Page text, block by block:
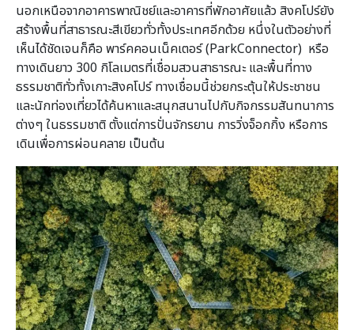
นอกเหนือจากอาคารพาณิชย์และอาคารที่พักอาศัยแล้ว สิงคโปร์ยัง
สร้างพื้นที่สาธารณะสีเขียวทั่วทั้งประเทศอีกด้วย หนึ่งในตัวอย่างที่
เห็นได้ชัดเจนก็คือ พาร์คคอนเน็คเตอร์ (ParkConnector) หรือ
ทางเดินยาว 300 กิโลเมตรที่เชื่อมสวนสาธารณะ และพื้นที่ทาง
ธรรมชาติทั่วทั้งเกาะสิงคโปร์ ทางเชื่อมนี้ช่วยกระตุ้นให้ประชาชน
และนักท่องเที่ยวได้ค้นหาและสนุกสนานไปกับกิจกรรมสันทนาการ
ต่างๆ ในธรรมชาติ ตั้งแต่การปั่นจักรยาน การวิ่งจ็อกกิ้ง หรือการ
เดินเพื่อการผ่อนคลาย เป็นต้น